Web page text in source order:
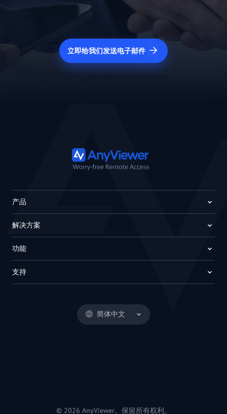
立即给我们发送电子邮件
简体中文
产品
解决方案
功能
支持
© 2026 AnyViewer。保留所有权利。